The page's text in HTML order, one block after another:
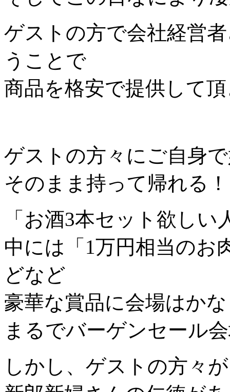
ゲストの方で会社経営
うことで
商品を格安で提供して
ゲストの方々にご自身
そのまま持って帰れる
「お酒3本セット欲し
中には「1万円相当のお
どなど
豪華な賞品に会場はか
まるでバーゲンセール
しかし、ゲストの方々